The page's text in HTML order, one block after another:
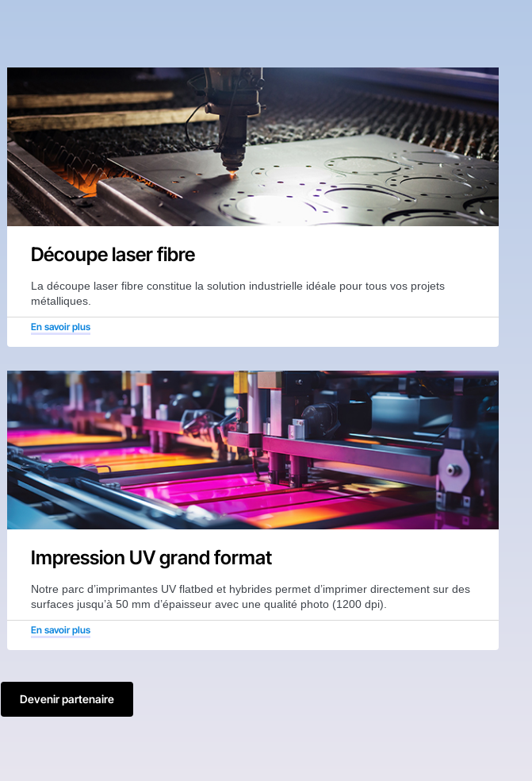
Découpe laser fibre
La découpe laser fibre constitue la solution industrielle idéale pour tous vos projets
métalliques.
En savoir plus
Impression UV grand format
Notre parc d’imprimantes UV flatbed et hybrides permet d’imprimer directement sur des
surfaces jusqu’à 50 mm d’épaisseur avec une qualité photo (1200 dpi).
En savoir plus
Devenir partenaire